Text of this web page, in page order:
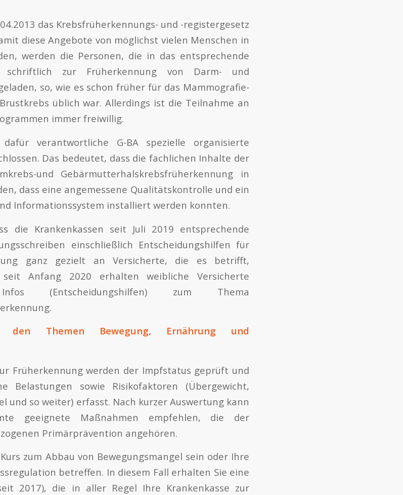
das Krebsfrüherkennungs- und -registergesetz
diese Angebote von möglichst vielen Menschen in
werden die Personen, die in das entsprechende
schriftlich zur Früherkennung von Darm- und
so, wie es schon früher für das Mammografie-
üblich war. Allerdings ist die Teilnahme an
immer freiwillig.
verantwortliche G-BA spezielle organisierte
Das bedeutet, dass die fachlichen Inhalte der
und Gebärmutterhalskrebsfrüherkennung in
dass eine angemessene Qualitätskontrolle und ein
Informationssystem installiert werden konnten.
die Krankenkassen seit Juli 2019 entsprechende
einschließlich Entscheidungshilfen für
ganz gezielt an Versicherte, die es betrifft,
Anfang 2020 erhalten weibliche Versicherte
(Entscheidungshilfen) zum Thema
den Themen Bewegung, Ernährung und
Früherkennung werden der Impfstatus geprüft und
Belastungen sowie Risikofaktoren (Übergewicht,
und so weiter) erfasst. Nach kurzer Auswertung kann
geeignete Maßnahmen empfehlen, die der
Primärprävention angehören.
zum Abbau von Bewegungsmangel sein oder Ihre
betreffen. In diesem Fall erhalten Sie eine
2017), die in aller Regel Ihre Krankenkasse zur